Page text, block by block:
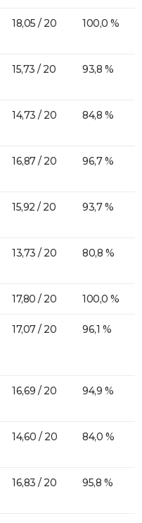
18,05 / 20 100,0 %
15,73 / 20 93,8 %
14,73 / 20 84,8 %
16,87 / 20 96,7 %
15,92 / 20 93,7 %
13,73 / 20 80,8 %
17,80 / 20 100,0 %
17,07 / 20 96,1 %
16,69 / 20 94,9 %
14,60 / 20 84,0 %
16,83 / 20 95,8 %